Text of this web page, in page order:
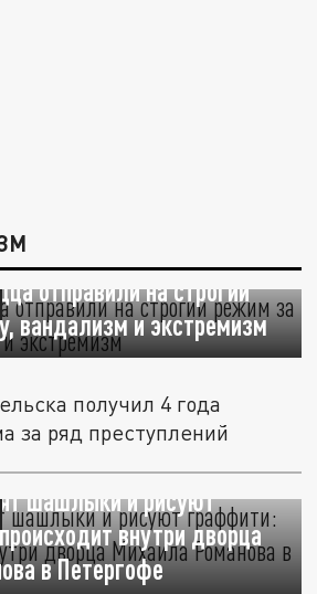
отправили на строгий
вандализм и экстремизм
получил 4 года
за ряд преступлений
шашлыки и рисуют
внутри дворца
в Петергофе